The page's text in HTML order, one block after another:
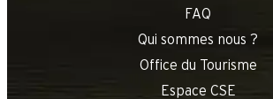
FAQ
Qui sommes nous ?
Office du Tourisme
Espace CSE